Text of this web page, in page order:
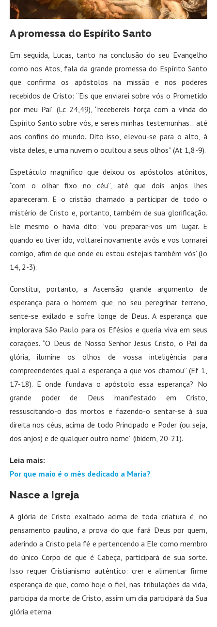
A promessa do Espírito Santo
Em seguida, Lucas, tanto na conclusão do seu Evangelho
como nos Atos, fala da grande promessa do Espírito Santo
que confirma os apóstolos na missão e nos poderes
recebidos de Cristo: “Eis que enviarei sobre vós o Prometido
por meu Pai” (Lc 24,49), “recebereis força com a vinda do
Espírito Santo sobre vós, e sereis minhas testemunhas… até
aos confins do mundo. Dito isso, elevou-se para o alto, à
vista deles, e uma nuvem o ocultou a seus olhos” (At 1,8-9).
Espetáculo magnífico que deixou os apóstolos atônitos,
“com o olhar fixo no céu”, até que dois anjos lhes
apareceram. E o cristão chamado a participar de todo o
mistério de Cristo e, portanto, também de sua glorificação.
Ele mesmo o havia dito: ‘vou preparar-vos um lugar. E
quando eu tiver ido, voltarei novamente avós e vos tomarei
comigo, afim de que onde eu estou estejais também vós’ (Jo
14, 2-3).
Constitui, portanto, a Ascensão grande argumento de
esperança para o homem que, no seu peregrinar terreno,
sente-se exilado e sofre longe de Deus. A esperança que
implorava São Paulo para os Efésios e queria viva em seus
corações. “O Deus de Nosso Senhor Jesus Cristo, o Pai da
glória, ilumine os olhos de vossa inteligência para
compreenderdes qual a esperança a que vos chamou” (Ef 1,
17-18). E onde fundava o apóstolo essa esperança? No
grande poder de Deus ‘manifestado em Cristo,
ressuscitando-o dos mortos e fazendo-o sentar-se à sua
direita nos céus, acima de todo Principado e Poder (ou seja,
dos anjos) e de qualquer outro nome” (ibidem, 20-21).
Leia mais:
Por que maio é o mês dedicado a Maria?
Nasce a Igreja
A glória de Cristo exaltado acima de toda criatura é, no
pensamento paulino, a prova do que fará Deus por quem,
aderindo a Cristo pela fé e pertencendo a Ele como membro
do único Corpo de que é Cabeça, participará de sua sorte.
Isso requer Cristianismo autêntico: crer e alimentar firme
esperança de que, como hoje o fiel, nas tribulações da vida,
participa da morte de Cristo, assim um dia participará da Sua
glória eterna.